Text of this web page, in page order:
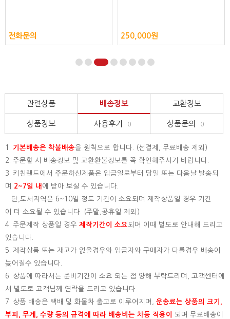
전화문의 250,000원
관련상품 배송정보 교환정보
상품정보 사용후기 0 상품문의 0
1. 기본배송은 착불배송을 원칙으로 합니다. (선결제, 무료배송 제외)
2. 주문할 시 배송정보 및 교환환불정보를 꼭 확인해주시기 바랍니다.
3. 키친랜드에서 주문하신제품은 입금일로부터 당일 또는 다음날 발송되
며
2~7일 내 에 받아 보실 수 있습니다.
단,도서지역은 6~10일 정도 기간이 소요되며 제작상품일 경우 기간
이 더 소요될 수 있습니다. (주말,공휴일 제외)
4. 주문제작 상품일 경우 제작기간이 소요되며 이때 별도로 안내해 드리고
있습니다.
5. 제작상품 또는 재고가 없을경우와 입금자와 구매자가 다를경우 배송이
늦어질수 있습니다.
6. 상품에 따라서는 준비기간이 소요 되는 점 양해 부탁드리며, 고객센터에
서 별도로 고객님께 연락을 드리고 있습니다.
7. 상품 배송은 택배 및 화물차 출고로 이루어지며, 운송료는 상품의 크기,
부피, 무게, 수량 등의 규격에 따라 배송비는 차등 적용이
되며 무료배송이